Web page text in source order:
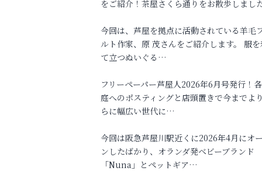
をご紹介！茶屋さくら通りをお散歩しまし
今回は、芦屋を拠点に活動されている羊毛
ルト作家、原 茂さんをご紹介します。 服を
て立つぬいぐる…
フリーペーパー芦屋人2026年6月号発行！
庭へのポスティングと店頭置きで今までよ
らに幅広い世代に…
今回は阪急芦屋川駅近くに2026年4月にオ
ンしたばかり、オランダ発ベビーブランド
「Nuna」とペットギア…